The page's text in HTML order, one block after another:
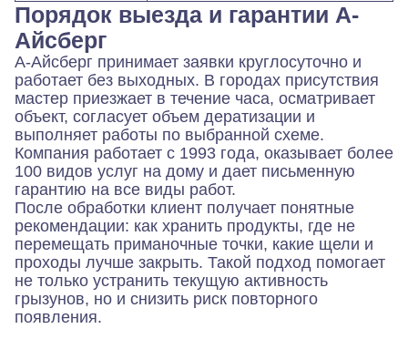
Порядок выезда и гарантии А-
Айсберг
А-Айсберг принимает заявки круглосуточно и
работает без выходных. В городах присутствия
мастер приезжает в течение часа, осматривает
объект, согласует объем дератизации и
выполняет работы по выбранной схеме.
Компания работает с 1993 года, оказывает более
100 видов услуг на дому и дает письменную
гарантию на все виды работ.
После обработки клиент получает понятные
рекомендации: как хранить продукты, где не
перемещать приманочные точки, какие щели и
проходы лучше закрыть. Такой подход помогает
не только устранить текущую активность
грызунов, но и снизить риск повторного
появления.